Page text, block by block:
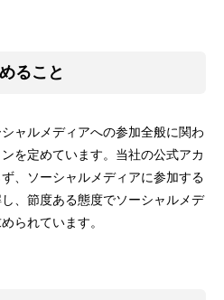
ること
ャルメディアへの参加全般に関わ
を定めています。当社の公式アカ
、ソーシャルメディアに参加する
、節度ある態度でソーシャルメデ
られています。